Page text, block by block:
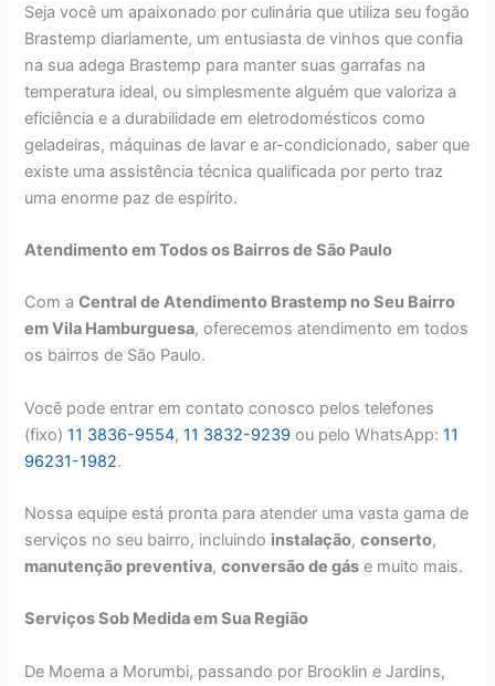
Seja você um apaixonado por culinária que utiliza seu fogão
Brastemp diariamente, um entusiasta de vinhos que confia
na sua adega Brastemp para manter suas garrafas na
temperatura ideal, ou simplesmente alguém que valoriza a
eficiência e a durabilidade em eletrodomésticos como
geladeiras, máquinas de lavar e ar-condicionado, saber que
existe uma assistência técnica qualificada por perto traz
uma enorme paz de espírito.
Atendimento em Todos os Bairros de São Paulo
Com aCentral de Atendimento Brastemp no Seu Bairro
em Vila Hamburguesa, oferecemos atendimento em todos
os bairros de São Paulo.
Você pode entrar em contato conosco pelos telefones
(fixo)11 3836-9554,11 3832-9239 ou pelo WhatsApp:11
96231-1982.
Nossa equipe está pronta para atender uma vasta gama de
serviços no seu bairro, incluindo instalação,conserto,
manutenção preventiva,conversão de gás e muito mais.
Serviços Sob Medida em Sua Região
De Moema a Morumbi, passando por Brooklin e Jardins,